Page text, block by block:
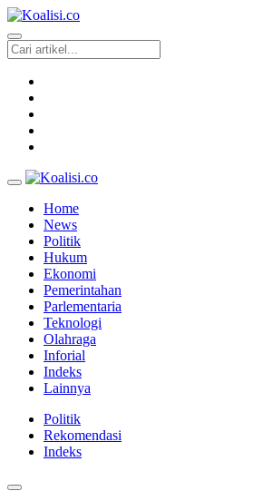
Home
News
Politik
Hukum
Ekonomi
Pemerintahan
Parlementaria
Teknologi
Olahraga
Inforial
Indeks
Lainnya
Politik
Rekomendasi
Indeks